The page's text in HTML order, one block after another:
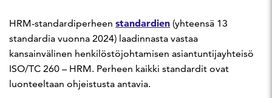
HRM-standardiperheen standardien (yhteensä 13
standardia vuonna 2024) laadinnasta vastaa
kansainvälinen henkilöstöjohtamisen asiantuntijayhteisö
ISO/TC 260 – HRM. Perheen kaikki standardit ovat
luonteeltaan ohjeistusta antavia.